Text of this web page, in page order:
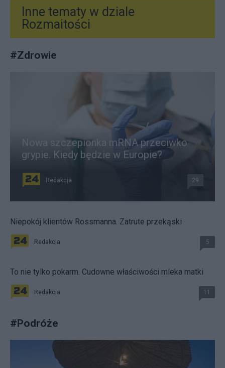
Inne tematy w dziale
Rozmaitości
#Zdrowie
Nowa szczepionka mRNA przeciwko
grypie. Kiedy będzie w Europie?
Redakcja 29
Niepokój klientów Rossmanna. Zatrute przekąski
Redakcja 5
To nie tylko pokarm. Cudowne właściwości mleka matki
Redakcja 11
#Podróże